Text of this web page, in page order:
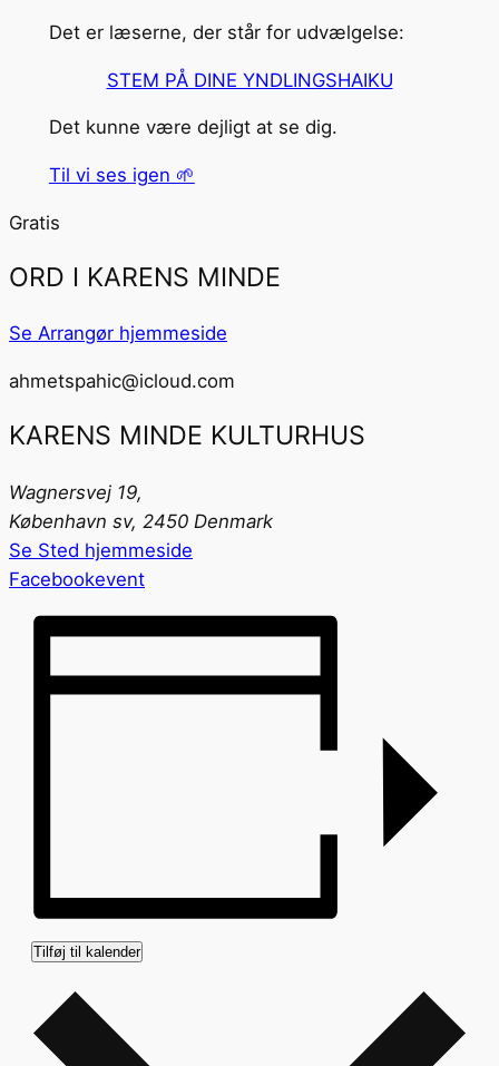
Det er læserne, der står for udvælgelse:
STEM PÅ DINE YNDLINGSHAIKU
Det kunne være dejligt at se dig.
Til vi ses igen 🌱
Gratis
ORD I KARENS MINDE
Se Arrangør hjemmeside
ahmetspahic@icloud.com
KARENS MINDE KULTURHUS
Wagnersvej 19,
København sv, 2450 Denmark
Se Sted hjemmeside
Facebookevent
Tilføj til kalender